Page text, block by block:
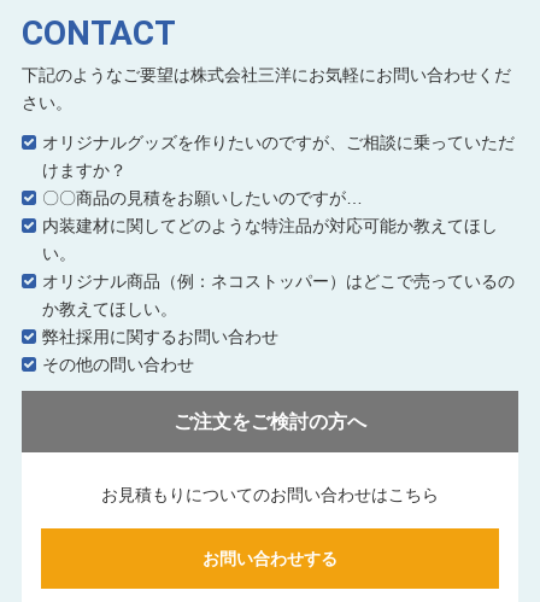
CONTACT
下記のようなご要望は株式会社三洋にお気軽にお問い合わせくだ
さい。
オリジナルグッズを作りたいのですが、ご相談に乗っていただ
けますか？
〇〇商品の見積をお願いしたいのですが…
内装建材に関してどのような特注品が対応可能か教えてほし
い。
オリジナル商品（例：ネコストッパー）はどこで売っているの
か教えてほしい。
弊社採用に関するお問い合わせ
その他の問い合わせ
ご注文をご検討の方へ
お見積もりについてのお問い合わせはこちら
お問い合わせする